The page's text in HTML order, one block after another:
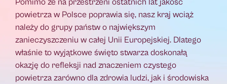
Pomimo że na przestrzeni ostatnich lat jakość
powietrza w Polsce poprawia się, nasz kraj wciąż
należy do grupy państw o największym
zanieczyszczeniu w całej Unii Europejskiej. Dlatego
właśnie to wyjątkowe święto stwarza doskonałą
okazję do refleksji nad znaczeniem czystego
powietrza zarówno dla zdrowia ludzi, jak i środowiska